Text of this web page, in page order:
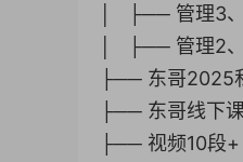
│ ├── 管理3
│ ├── 管理2
├── 东哥2025
├── 东哥线下
├── 视频10段+